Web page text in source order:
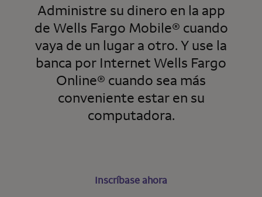
Administre su dinero en la app
de Wells Fargo Mobile® cuando
vaya de un lugar a otro. Y use la
banca por Internet Wells Fargo
Online® cuando sea más
conveniente estar en su
computadora.
Inscríbase ahora